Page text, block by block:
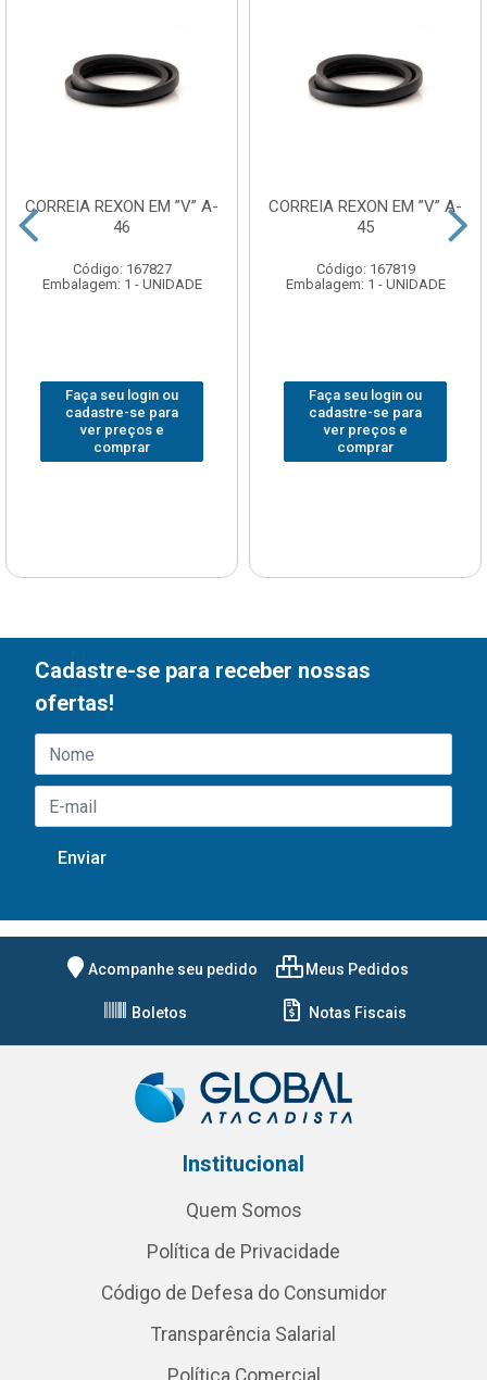
CORREIA REXON EM ”V” A-
46
Código: 167827
Embalagem: 1 - UNIDADE
Faça seu login ou
cadastre-se para
ver preços e
comprar
CORREIA REXON EM ”V” A-
45
Código: 167819
Embalagem: 1 - UNIDADE
Faça seu login ou
cadastre-se para
ver preços e
comprar
Cadastre-se para receber nossas
ofertas!
Acompanhe seu pedido Meus Pedidos
Boletos Notas Fiscais
Institucional
Quem Somos
Política de Privacidade
Código de Defesa do Consumidor
Transparência Salarial
Política Comercial